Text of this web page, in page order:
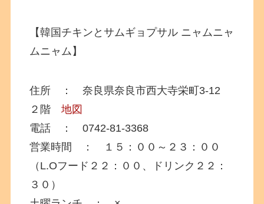
【韓国チキンとサムギョプサル ニャムニャ
ムニャム】
住所 ： 奈良県奈良市西大寺栄町3-12
２階地図
電話 ：0742-81-3368
営業時間 ： １５：００～２３：００
（L.Oフード２２：００、ドリンク２２：
３０）